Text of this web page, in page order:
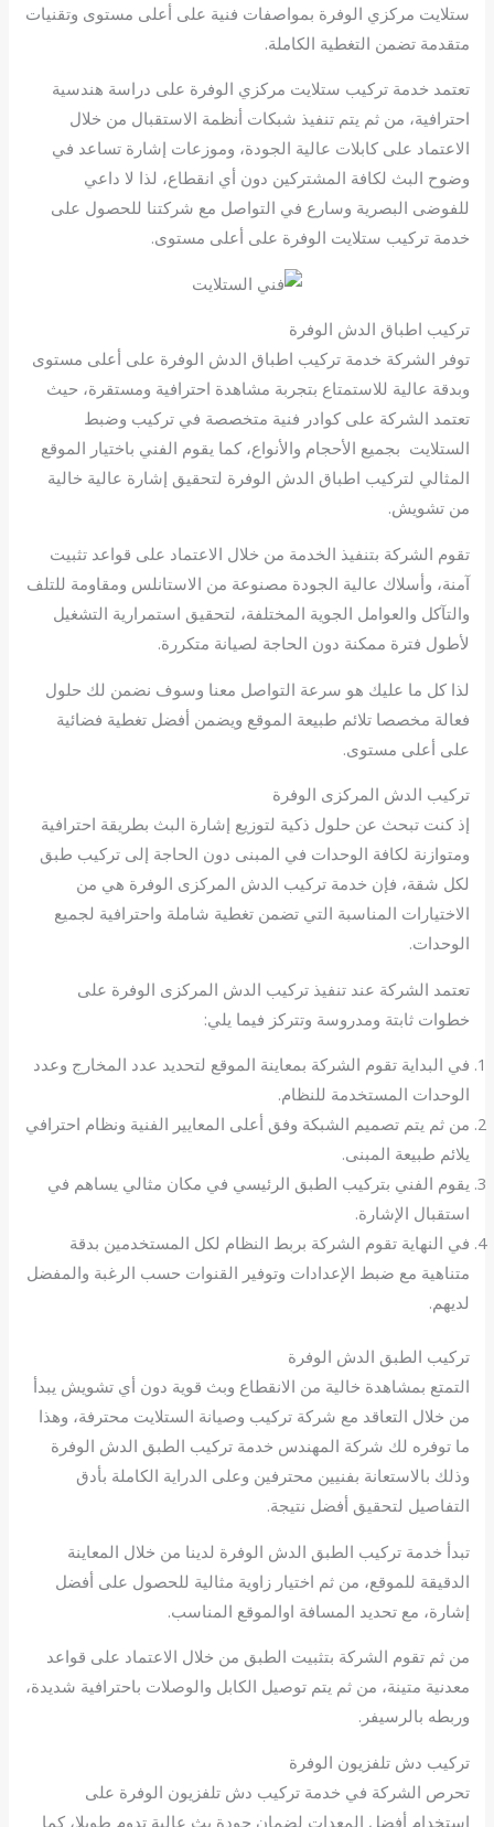
ستلايت مركزي الوفرة بمواصفات فنية على أعلى مستوى وتقنيات
متقدمة تضمن التغطية الكاملة.
تعتمد خدمة تركيب ستلايت مركزي الوفرة على دراسة هندسية
احترافية، من ثم يتم تنفيذ شبكات أنظمة الاستقبال من خلال
الاعتماد على كابلات عالية الجودة، وموزعات إشارة تساعد في
وضوح البث لكافة المشتركين دون أي انقطاع، لذا لا داعي
للفوضى البصرية وسارع في التواصل مع شركتنا للحصول على
خدمة تركيب ستلايت الوفرة على أعلى مستوى.
تركيب اطباق الدش الوفرة
توفر الشركة خدمة تركيب اطباق الدش الوفرة على أعلى مستوى
وبدقة عالية للاستمتاع بتجربة مشاهدة احترافية ومستقرة، حيث
تعتمد الشركة على كوادر فنية متخصصة في تركيب وضبط
الستلايت بجميع الأحجام والأنواع، كما يقوم الفني باختيار الموقع
المثالي لتركيب اطباق الدش الوفرة لتحقيق إشارة عالية خالية
من تشويش.
تقوم الشركة بتنفيذ الخدمة من خلال الاعتماد على قواعد تثبيت
آمنة، وأسلاك عالية الجودة مصنوعة من الاستانلس ومقاومة للتلف
والتآكل والعوامل الجوية المختلفة، لتحقيق استمرارية التشغيل
لأطول فترة ممكنة دون الحاجة لصيانة متكررة.
لذا كل ما عليك هو سرعة التواصل معنا وسوف نضمن لك حلول
فعالة مخصصا تلائم طبيعة الموقع ويضمن أفضل تغطية فضائية
على أعلى مستوى.
تركيب الدش المركزى الوفرة
إذ كنت تبحث عن حلول ذكية لتوزيع إشارة البث بطريقة احترافية
ومتوازنة لكافة الوحدات في المبنى دون الحاجة إلى تركيب طبق
لكل شقة، فإن خدمة تركيب الدش المركزى الوفرة هي من
الاختيارات المناسبة التي تضمن تغطية شاملة واحترافية لجميع
الوحدات.
تعتمد الشركة عند تنفيذ تركيب الدش المركزى الوفرة على
خطوات ثابتة ومدروسة وتتركز فيما يلي:
في البداية تقوم الشركة بمعاينة الموقع لتحديد عدد المخارج وعدد
الوحدات المستخدمة للنظام.
من ثم يتم تصميم الشبكة وفق أعلى المعايير الفنية ونظام احترافي
يلائم طبيعة المبنى.
يقوم الفني بتركيب الطبق الرئيسي في مكان مثالي يساهم في
استقبال الإشارة.
في النهاية تقوم الشركة بربط النظام لكل المستخدمين بدقة
متناهية مع ضبط الإعدادات وتوفير القنوات حسب الرغبة والمفضل
لديهم.
تركيب الطبق الدش الوفرة
التمتع بمشاهدة خالية من الانقطاع وبث قوية دون أي تشويش يبدأ
من خلال التعاقد مع شركة تركيب وصيانة الستلايت محترفة، وهذا
ما توفره لك شركة المهندس خدمة تركيب الطبق الدش الوفرة
وذلك بالاستعانة بفنيين محترفين وعلى الدراية الكاملة بأدق
التفاصيل لتحقيق أفضل نتيجة.
تبدأ خدمة تركيب الطبق الدش الوفرة لدينا من خلال المعاينة
الدقيقة للموقع، من ثم اختيار زاوية مثالية للحصول على أفضل
إشارة، مع تحديد المسافة اوالموقع المناسب.
من ثم تقوم الشركة بتثبيت الطبق من خلال الاعتماد على قواعد
معدنية متينة، من ثم يتم توصيل الكابل والوصلات باحترافية شديدة،
وربطه بالرسيفر.
تركيب دش تلفزيون الوفرة
تحرص الشركة في خدمة تركيب دش تلفزيون الوفرة على
استخدام أفضل المعدات لضمان جودة بث عالية تدوم طويلا، كما